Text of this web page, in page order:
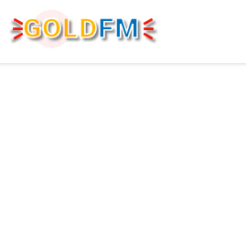
GOLDFM